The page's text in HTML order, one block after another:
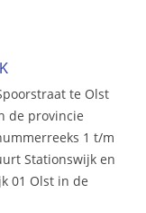
te Olst
de provincie
1 t/m
Stationswijk en
01 Olst in de